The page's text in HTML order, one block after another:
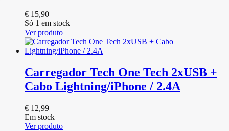
€ 15,90
Só 1 em stock
Ver produto
Carregador Tech One Tech 2xUSB +
Cabo Lightning/iPhone / 2.4A
€ 12,99
Em stock
Ver produto